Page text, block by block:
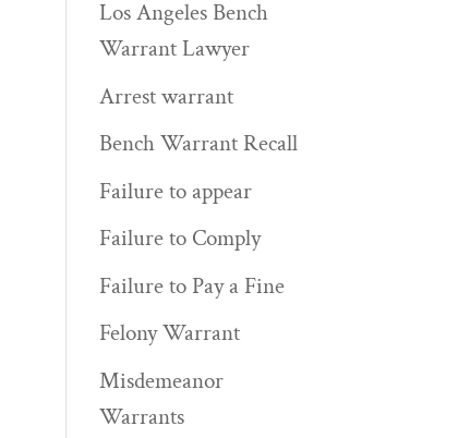
Los Angeles Bench
Warrant Lawyer
Arrest warrant
Bench Warrant Recall
Failure to appear
Failure to Comply
Failure to Pay a Fine
Felony Warrant
Misdemeanor
Warrants